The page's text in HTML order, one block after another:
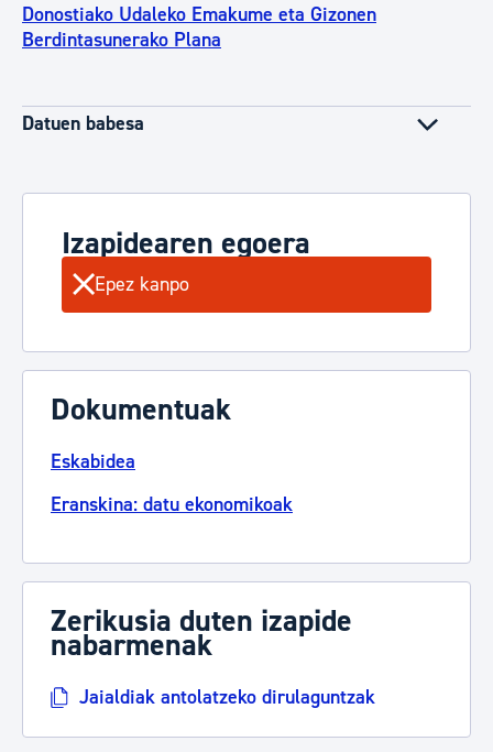
Donostiako Udaleko Emakume eta Gizonen
Berdintasunerako Plana
Datuen babesa
Izapidearen egoera
Epez kanpo
Dokumentuak
Eskabidea
Eranskina: datu ekonomikoak
Zerikusia duten izapide
nabarmenak
Jaialdiak antolatzeko dirulaguntzak